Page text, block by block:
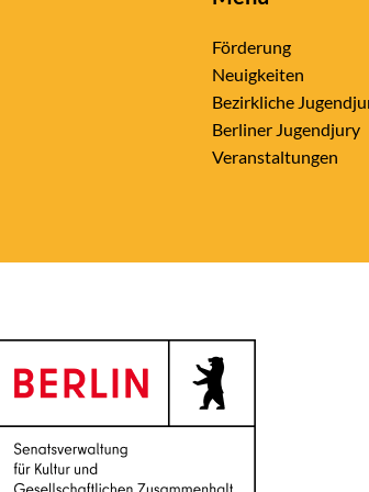
Förderung
Neuigkeiten
Bezirkliche
Berliner Jugendjury
Veranstaltungen